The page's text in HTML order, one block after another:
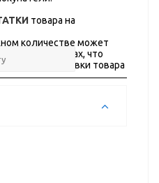
товара на
количестве может
разных городах, что
и сроки доставки товара